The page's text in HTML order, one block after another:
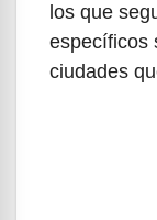
los que
específicos
ciudades